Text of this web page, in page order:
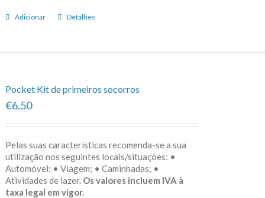
Adicionar Detalhes
Pocket Kit de primeiros socorros
€6.50
Pelas suas características recomenda-se a sua
utilização nos seguintes locais/situações: •
Automóvel; • Viagem; • Caminhadas; •
Atividades de lazer. Os valores incluem IVA à
taxa legal em vigor.